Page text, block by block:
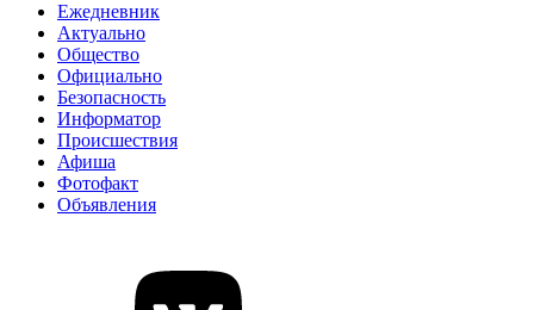
Ежедневник
Актуально
Общество
Официально
Безопасность
Информатор
Происшествия
Афиша
Фотофакт
Объявления